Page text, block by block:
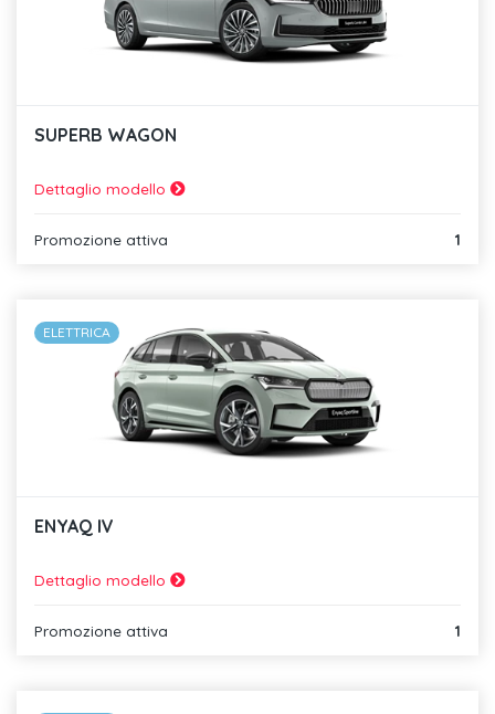
SUPERB WAGON
Dettaglio modello
Promozione attiva 1
ELETTRICA
ENYAQ IV
Dettaglio modello
Promozione attiva 1